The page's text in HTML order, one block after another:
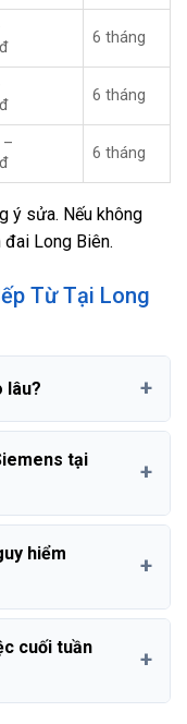
6 tháng
6 tháng
–
6 tháng
ý sửa. Nếu không
Long Biên.
Từ Tại Long
lâu?
tại
hiểm
cuối tuần